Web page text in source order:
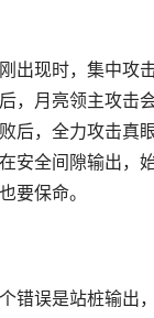
出现时，集中攻
，月亮领主攻击
后，全力攻击真
安全间隙输出，
要保命。
错误是站桩输出